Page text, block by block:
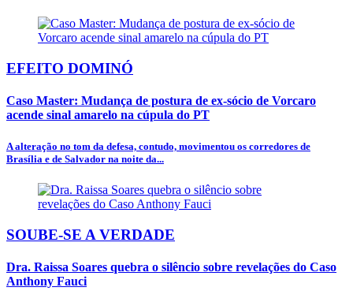
EFEITO DOMINÓ
Caso Master: Mudança de postura de ex-sócio de Vorcaro
acende sinal amarelo na cúpula do PT
A alteração no tom da defesa, contudo, movimentou os corredores de
Brasília e de Salvador na noite da...
SOUBE-SE A VERDADE
Dra. Raissa Soares quebra o silêncio sobre revelações do Caso
Anthony Fauci